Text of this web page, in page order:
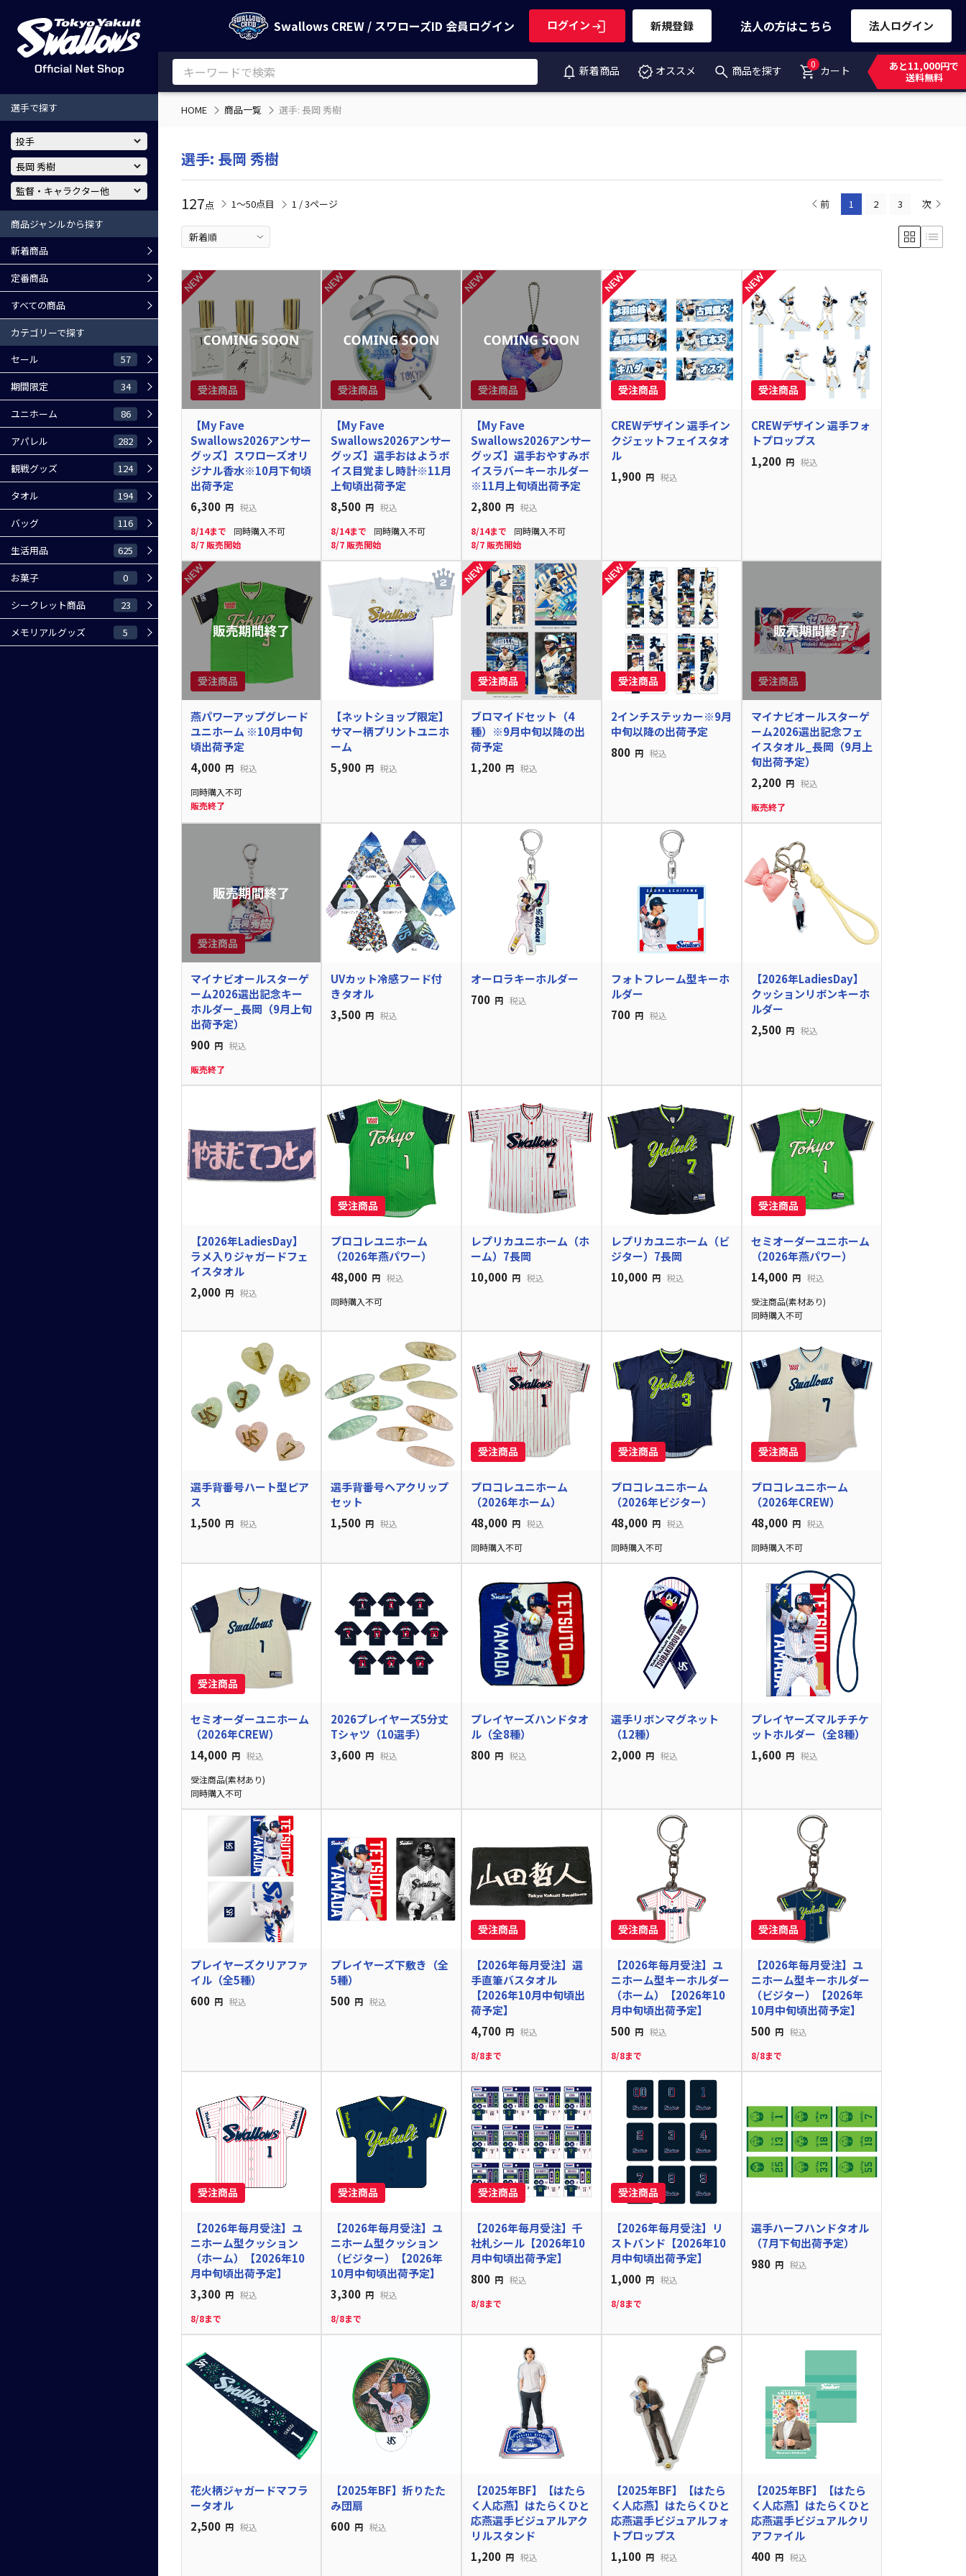
Swallows CREW / スワローズID 会員ログイン ログイン 新規登録 法人の方はこちら 法人ログイン
新着商品 オススメ 商品を探す 0 カート
あと11,000円で
送料無料
選手で探す
商品ジャンルから探す
新着商品
定番商品
すべての商品
カテゴリーで探す
セール
57
期間限定 34
ユニホーム 86
アパレル 282
観戦グッズ 124
タオル 194
バッグ 116
生活用品 625
お菓子 0
シークレット商品 23
メモリアルグッズ 5
HOME 商品一覧 選手: 長岡 秀樹
選手: 長岡 秀樹
127点 1〜50点目 1 / 3ページ 前 1 2 3 次
【My Fave
Swallows2026アンサー
グッズ】スワローズオリ
ジナル香水※10月下旬頃
出荷予定
6,300 円 税込
8/14まで
同時購入不可
8/7 販売開始
【My Fave
Swallows2026アンサー
グッズ】選手おはようボ
イス目覚まし時計※11月
上旬頃出荷予定
8,500 円 税込
8/14まで
同時購入不可
8/7 販売開始
【My Fave
Swallows2026アンサー
グッズ】選手おやすみボ
イスラバーキーホルダー
※11月上旬頃出荷予定
2,800 円 税込
8/14まで
同時購入不可
8/7 販売開始
CREWデザイン 選手イン
クジェットフェイスタオ
ル
1,900 円 税込
CREWデザイン 選手フォ
トプロップス
1,200 円 税込
燕パワーアップグレード
ユニホーム ※10月中旬
頃出荷予定
4,000 円 税込
同時購入不可
販売終了
【ネットショップ限定】
サマー柄プリントユニホ
ーム
5,900 円 税込
ブロマイドセット（4
種）※9月中旬以降の出
荷予定
1,200 円 税込
2インチステッカー※9月
中旬以降の出荷予定
800 円 税込
マイナビオールスターゲ
ーム2026選出記念フェ
イスタオル_長岡（9月上
旬出荷予定）
2,200 円 税込
販売終了
マイナビオールスターゲ
ーム2026選出記念キー
ホルダー_長岡（9月上旬
出荷予定）
900 円 税込
販売終了
UVカット冷感フード付
きタオル
3,500 円 税込
オーロラキーホルダー
700 円 税込
フォトフレーム型キーホ
ルダー
700 円 税込
【2026年LadiesDay】
クッションリボンキーホ
ルダー
2,500 円 税込
【2026年LadiesDay】
ラメ入りジャガードフェ
イスタオル
2,000 円 税込
プロコレユニホーム
（2026年燕パワー）
48,000 円 税込
同時購入不可
レプリカユニホーム（ホ
ーム）7長岡
10,000 円 税込
レプリカユニホーム（ビ
ジター）7長岡
10,000 円 税込
セミオーダーユニホーム
（2026年燕パワー）
14,000 円 税込
受注商品(素材あり)
同時購入不可
選手背番号ハート型ピア
ス
1,500 円 税込
選手背番号ヘアクリップ
セット
1,500 円 税込
プロコレユニホーム
（2026年ホーム）
48,000 円 税込
同時購入不可
プロコレユニホーム
（2026年ビジター）
48,000 円 税込
同時購入不可
プロコレユニホーム
（2026年CREW）
48,000 円 税込
同時購入不可
セミオーダーユニホーム
（2026年CREW）
14,000 円 税込
受注商品(素材あり)
同時購入不可
2026プレイヤーズ5分丈
Tシャツ（10選手）
3,600 円 税込
プレイヤーズハンドタオ
ル（全8種）
800 円 税込
選手リボンマグネット
（12種）
2,000 円 税込
プレイヤーズマルチチケ
ットホルダー（全8種）
1,600 円 税込
プレイヤーズクリアファ
イル（全5種）
600 円 税込
プレイヤーズ下敷き（全
5種）
500 円 税込
【2026年毎月受注】選
手直筆バスタオル
【2026年10月中旬頃出
荷予定】
4,700 円 税込
8/8まで
【2026年毎月受注】ユ
ニホーム型キーホルダー
（ホーム）【2026年10
月中旬頃出荷予定】
500 円 税込
8/8まで
【2026年毎月受注】ユ
ニホーム型キーホルダー
（ビジター）【2026年
10月中旬頃出荷予定】
500 円 税込
8/8まで
【2026年毎月受注】ユ
ニホーム型クッション
（ホーム）【2026年10
月中旬頃出荷予定】
3,300 円 税込
8/8まで
【2026年毎月受注】ユ
ニホーム型クッション
（ビジター）【2026年
10月中旬頃出荷予定】
3,300 円 税込
8/8まで
【2026年毎月受注】千
社札シール【2026年10
月中旬頃出荷予定】
800 円 税込
8/8まで
【2026年毎月受注】リ
ストバンド【2026年10
月中旬頃出荷予定】
1,000 円 税込
8/8まで
選手ハーフハンドタオル
（7月下旬出荷予定）
980 円 税込
花火柄ジャガードマフラ
ータオル
2,500 円 税込
【2025年BF】折りたた
み団扇
600 円 税込
【2025年BF】【はたら
く人応燕】はたらくひと
応燕選手ビジュアルアク
リルスタンド
1,200 円 税込
【2025年BF】【はたら
く人応燕】はたらくひと
応燕選手ビジュアルフォ
トプロップス
1,100 円 税込
【2025年BF】【はたら
く人応燕】はたらくひと
応燕選手ビジュアルクリ
アファイル
400 円 税込